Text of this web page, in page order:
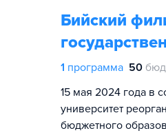
Бийский
1 программа 50
15 мая 2024 года в
университет
бюджетного